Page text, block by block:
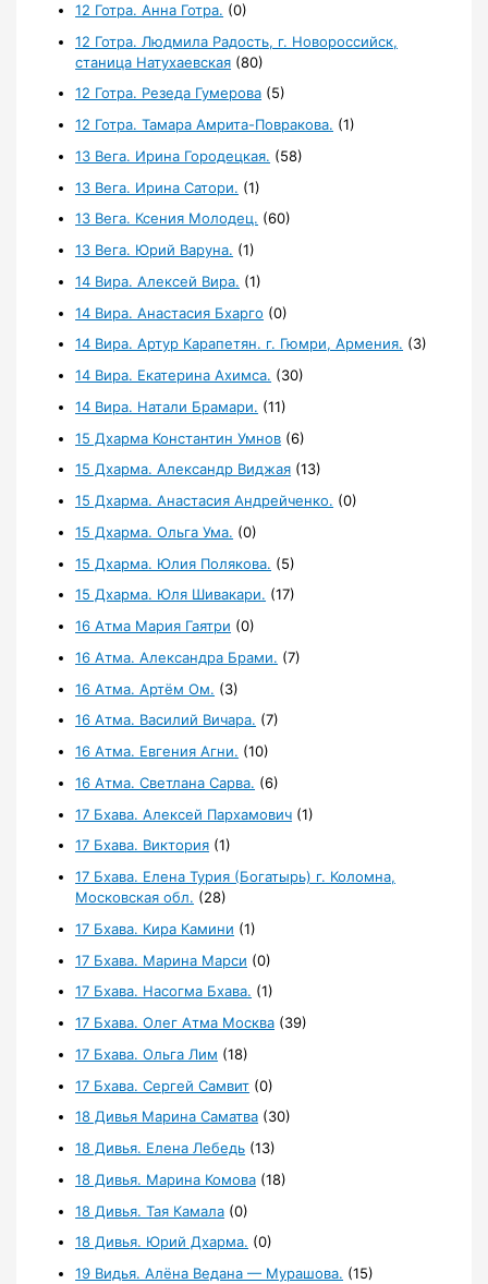
12 Готра. Анна Готра. (0)
12 Готра. Людмила Радость, г. Новороссийск,
станица Натухаевская (80)
12 Готра. Резеда Гумерова (5)
12 Готра. Тамара Амрита-Повракова. (1)
13 Вега. Ирина Городецкая. (58)
13 Вега. Ирина Сатори. (1)
13 Вега. Ксения Молодец. (60)
13 Вега. Юрий Варуна. (1)
14 Вира. Алексей Вира. (1)
14 Вира. Анастасия Бхарго (0)
14 Вира. Артур Карапетян. г. Гюмри, Армения. (3)
14 Вира. Екатерина Ахимса. (30)
14 Вира. Натали Брамари. (11)
15 Дхарма Константин Умнов (6)
15 Дхарма. Александр Виджая (13)
15 Дхарма. Анастасия Андрейченко. (0)
15 Дхарма. Ольга Ума. (0)
15 Дхарма. Юлия Полякова. (5)
15 Дхарма. Юля Шивакари. (17)
16 Атма Мария Гаятри (0)
16 Атма. Александра Брами. (7)
16 Атма. Артём Ом. (3)
16 Атма. Василий Вичара. (7)
16 Атма. Евгения Агни. (10)
16 Атма. Светлана Сарва. (6)
17 Бхава. Алексей Пархамович (1)
17 Бхава. Виктория (1)
17 Бхава. Елена Турия (Богатырь) г. Коломна,
Московская обл. (28)
17 Бхава. Кира Камини (1)
17 Бхава. Марина Марси (0)
17 Бхава. Насогма Бхава. (1)
17 Бхава. Олег Атма Москва (39)
17 Бхава. Ольга Лим (18)
17 Бхава. Сергей Самвит (0)
18 Дивья Марина Саматва (30)
18 Дивья. Елена Лебедь (13)
18 Дивья. Марина Комова (18)
18 Дивья. Тая Камала (0)
18 Дивья. Юрий Дхарма. (0)
19 Видья. Алёна Ведана — Мурашова. (15)